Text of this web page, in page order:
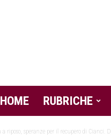
HOME RUBRICHE
a riposo, speranze per il recupero di Cianci.